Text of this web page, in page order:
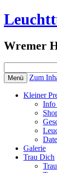
Wremer
nach:
Menü Zum
Kleiner
Info
Galerie
Trau Dich